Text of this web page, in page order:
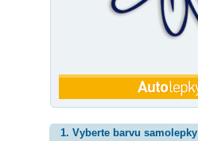
1. Vyberte barvu samolepky